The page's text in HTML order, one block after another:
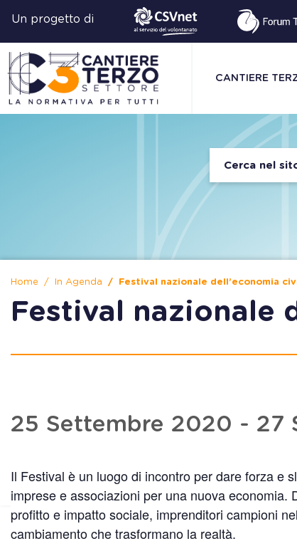
Un progetto di
CANTIERE
Home In Agenda Festival nazionale dell’economia
Festival nazionale
25 Settembre 2020 - 27
Il Festival è un luogo di incontro per dare forza e
imprese e associazioni per una nuova
profitto e impatto sociale, imprenditori campioni
cambiamento che trasformano la realtà.